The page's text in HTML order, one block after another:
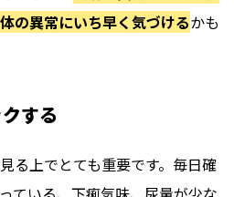
の異常にいち早く気づけるかも
する
る上でとても重要です。毎日確